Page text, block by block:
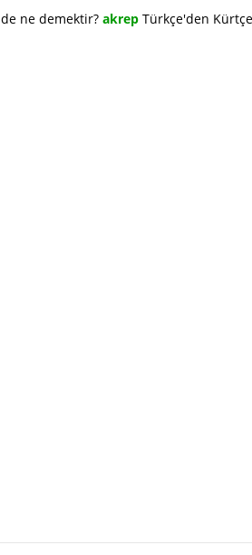
ne demektir? akrep Türkçe'den